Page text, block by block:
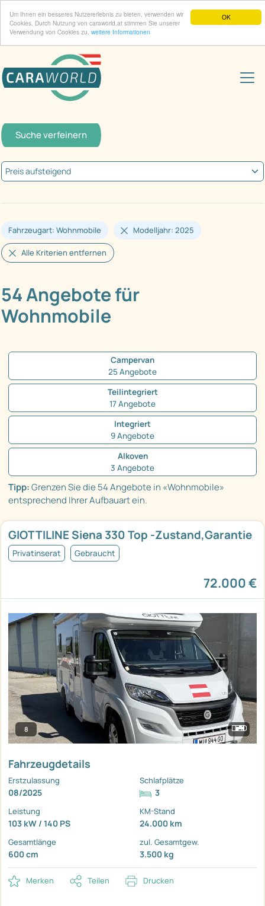
OK
Um Ihnen ein besseres Nutzererlebnis zu bieten, verwenden wir
Cookies. Durch Nutzung von caraworld.at stimmen Sie unserer
Verwendung von Cookies zu. weitere Informationen
Suche verfeinern
Fahrzeugart: Wohnmobile Modelljahr: 2025
Alle Kriterien entfernen
54 Angebote für
Wohnmobile
Campervan
25 Angebote
Teilintegriert
17 Angebote
Integriert
9 Angebote
Alkoven
3 Angebote
Tipp:Grenzen Sie die 54 Angebote in «Wohnmobile»
entsprechend Ihrer Aufbauart ein.
GIOTTILINE Siena 330 Top -Zustand,Garantie
Privatinserat Gebraucht
72.000 €
8
Fahrzeugdetails
Erstzulassung
08/2025
Schlafplätze
3
Leistung
103 kW / 140 PS
KM-Stand
24.000 km
Gesamtlänge
600 cm
zul. Gesamtgew.
3.500 kg
Merken Teilen Drucken